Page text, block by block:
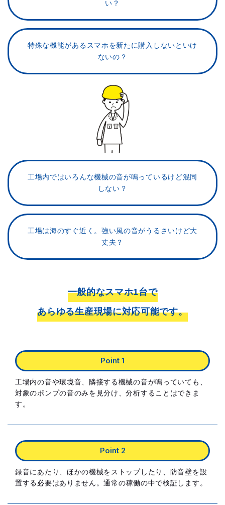
い？
特殊な機能があるスマホを新たに購入しないといけ
ないの？
工場内ではいろんな機械の音が鳴っているけど混同
しない？
工場は海のすぐ近く。 強い風の音がうるさいけど大
丈夫？
一般的なスマホ1台で
あらゆる生産現場に対応可能です。
工場内の音や環境音、隣接する機械の音が鳴っていても、
対象のポンプの音のみを見分け、分析することはできま
す。
録音にあたり、ほかの機械をストップしたり、防音壁を設
置する必要はありません。通常の稼働の中で検証します。